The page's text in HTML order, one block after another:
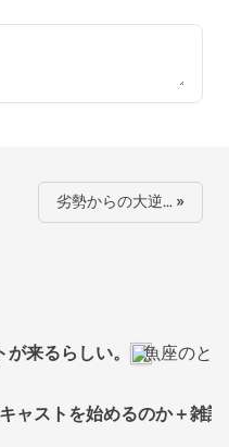
劣勢からの大逆… »
来るらしい。 魚座のと
ャストを始めるのか＋雑談